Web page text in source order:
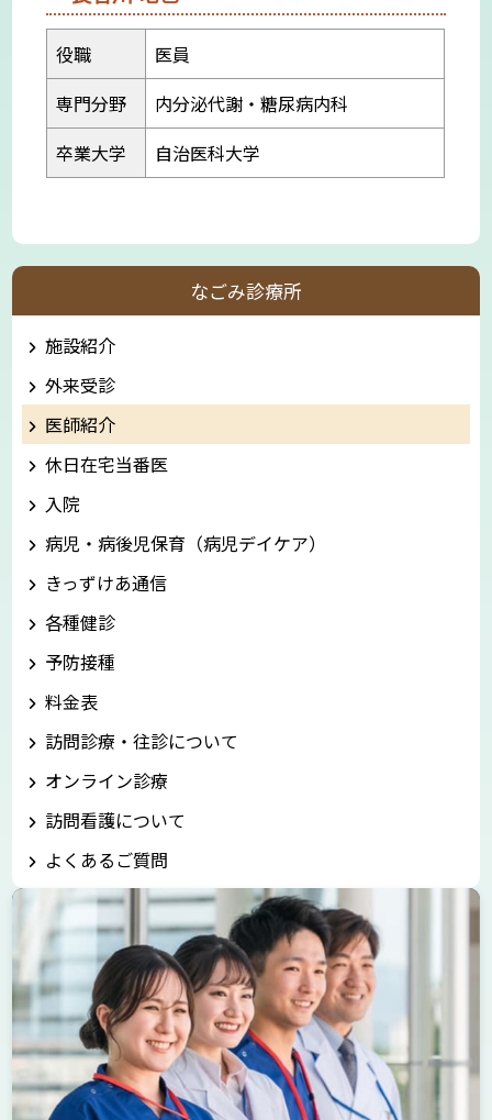
役職
医員
専門分野
内分泌代謝・糖尿病内科
卒業大学
自治医科大学
なごみ診療所
施設紹介
外来受診
医師紹介
休日在宅当番医
入院
病児・病後児保育（病児デイケア）
きっずけあ通信
各種健診
予防接種
料金表
訪問診療・往診について
オンライン診療
訪問看護について
よくあるご質問